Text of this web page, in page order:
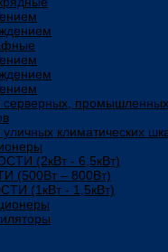
климатических
(2кВт - 6,5кВт)
– 800Вт)
(1кВт - 1,5кВт)